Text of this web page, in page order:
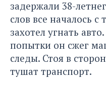
задержали 38-
слов все началось
захотел угнать
попытки он сжег
следы. Стоя в
тушат транспорт.